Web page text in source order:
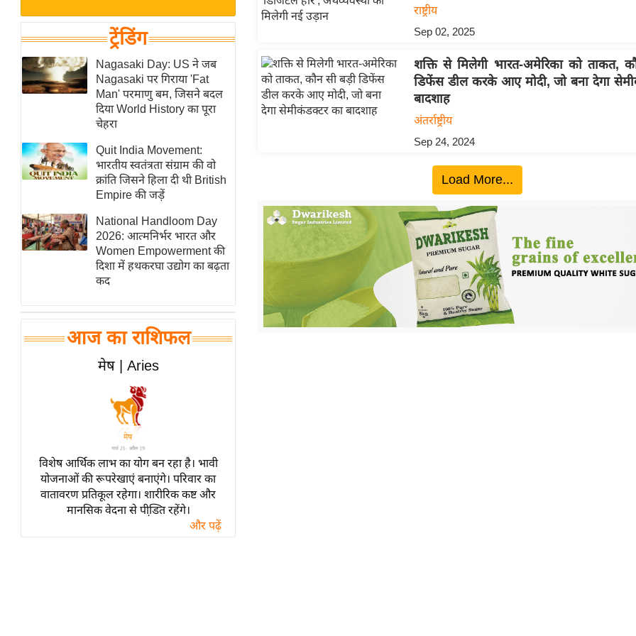
News
Hindi
Videos
खेल
क्रिकेट
IPL
2026
मिसाल बेमिसाल
शख्सियत
यंग इंडिया
साहित्य जगत
ऑटो वर्ल्ड
न्यूज ब्रीफ
मनोरंजन जगत
बॉलीवुड
हॉलीवुड
Breaking
लाइफस्टाइल
ब्यूटी/फैशन
घरेलू नुस्खे
पर्यटन स्थल
ट्रेंडिंग
Nagasaki Day: US ने जब
Nagasaki पर गिराया 'Fat
Man' परमाणु बम, जिसने बदल
दिया World History का पूरा
चेहरा
Quit India Movement:
भारतीय स्वतंत्रता संग्राम की वो
क्रांति जिसने हिला दी थी British
Empire की जड़ें
National Handloom Day
2026: आत्मनिर्भर भारत और
Women Empowerment की
दिशा में हथकरघा उद्योग का बढ़ता
कद
आज का राशिफल
मेष | Aries
विशेष आर्थिक लाभ का योग बन रहा है। भावी
योजनाओं की रूपरेखाएं बनाएंगे। परिवार का
वातावरण प्रतिकूल रहेगा। शारीरिक कष्ट और
मानसिक वेदना से पीडि़त रहेंगे।
और पढ़ें
राष्ट्रीय
Sep 02, 2025
शक्ति से मिलेगी भारत-अमेरिका को ताकत,
डिफेंस डील करके आए मोदी, जो बना देगा
बादशाह
अंतर्राष्ट्रीय
Sep 24, 2024
Load More...